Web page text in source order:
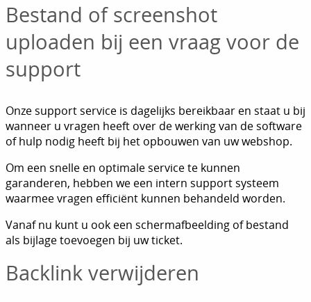
Bestand of screenshot
uploaden bij een vraag voor de
support
Onze support service is dagelijks bereikbaar en staat u bij
wanneer u vragen heeft over de werking van de software
of hulp nodig heeft bij het opbouwen van uw webshop.
Om een snelle en optimale service te kunnen
garanderen, hebben we een intern support systeem
waarmee vragen efficiënt kunnen behandeld worden.
Vanaf nu kunt u ook een schermafbeelding of bestand
als bijlage toevoegen bij uw ticket.
Backlink verwijderen